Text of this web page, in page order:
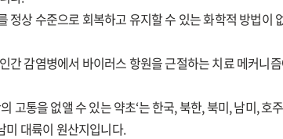
정상 수준으로 회복하고 유지할 수 있는 화학적 방법이
간 감염병에서 바이러스 항원을 근절하는 치료 메커니
고통을 없앨 수 있는 약초‘는 한국, 북한, 북미, 남미, 호
미 대륙이 원산지입니다.